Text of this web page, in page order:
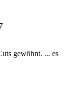
gewöhnt. ... es